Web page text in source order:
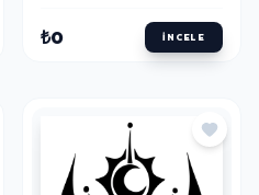
₺0 İNCELE